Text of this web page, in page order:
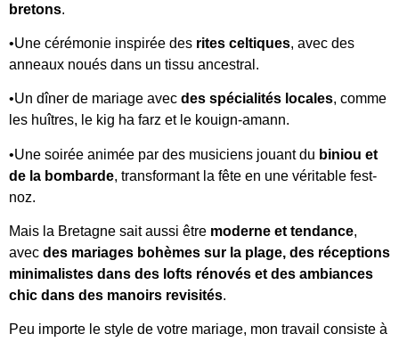
bretons.
•Une cérémonie inspirée des rites celtiques, avec des
anneaux noués dans un tissu ancestral.
•Un dîner de mariage avec des spécialités locales, comme
les huîtres, le kig ha farz et le kouign-amann.
•Une soirée animée par des musiciens jouant du biniou et
de la bombarde, transformant la fête en une véritable fest-
noz.
Mais la Bretagne sait aussi être moderne et tendance,
avec des mariages bohèmes sur la plage, des réceptions
minimalistes dans des lofts rénovés et des ambiances
chic dans des manoirs revisités.
Peu importe le style de votre mariage, mon travail consiste à